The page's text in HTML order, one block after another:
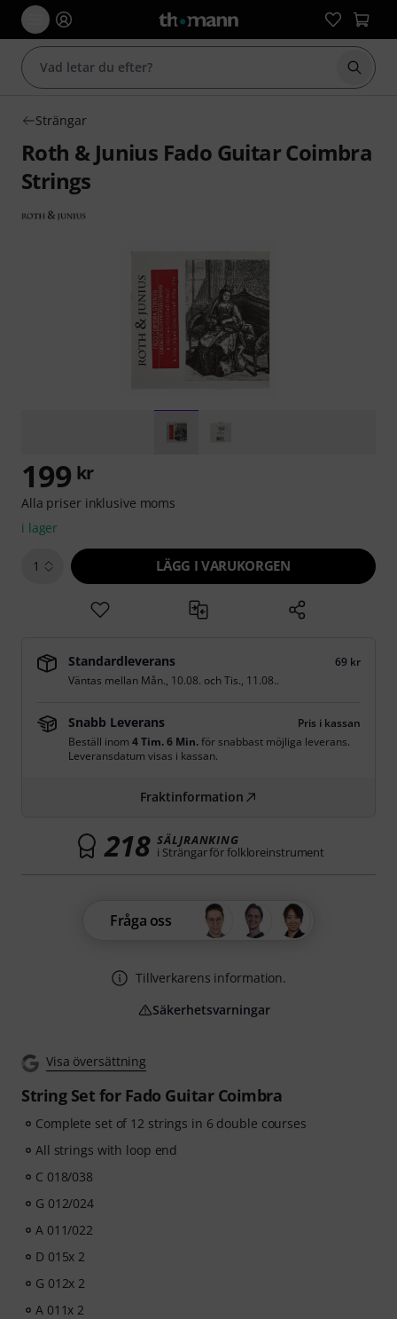
Börja
Strängar
Roth & Junius Fado Guitar Coimbra
Strings
Visa översättning
String Set for Fado Guitar Coimbra
Complete set of 12 strings in 6 double courses
All strings with loop end
C 018/038
G 012/024
A 011/022
D 015x 2
G 012x 2
A 011x 2
199 kr
Alla priser inklusive moms
i lager
1 LÄGG I VARUKORGEN
Standardleverans
69 kr
Väntas mellan Mån., 10.08. ochTis., 11.08..
Snabb Leverans
Pris i kassan
Beställ inom 4 Tim. 6 Min.för snabbast möjliga leverans.
Leveransdatum visas i kassan.
Fraktinformation
218 SÄLJRANKING
i Strängar för folkloreinstrument
Fråga oss
Tillverkarens information.
Säkerhetsvarningar